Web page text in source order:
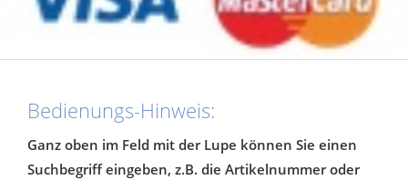
Bedienungs-Hinweis:
Ganz oben im Feld mit der Lupe können Sie einen
Suchbegriff eingeben, z.B. die Artikelnummer oder